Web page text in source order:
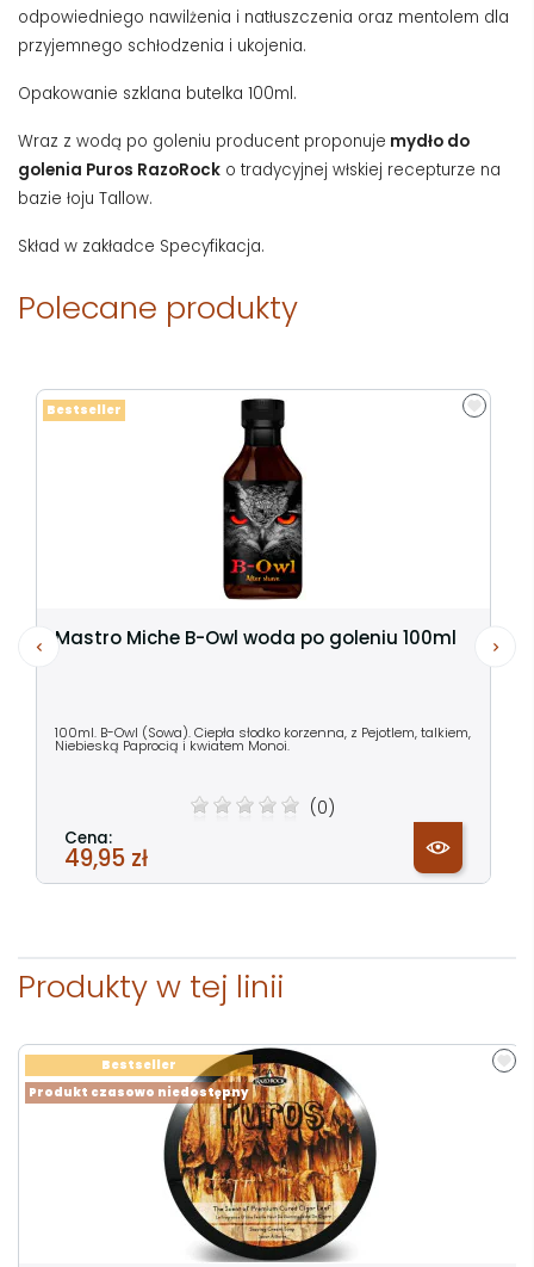
odpowiedniego nawilżenia i natłuszczenia oraz mentolem dla
przyjemnego schłodzenia i ukojenia.
Opakowanie szklana butelka 100ml.
Wraz z wodą po goleniu producent proponuje mydło do
golenia Puros RazoRock o tradycyjnej włskiej recepturze na
bazie łoju Tallow.
Skład w zakładce Specyfikacja.
Polecane produkty
Mastro Miche B-Owl woda po goleniu 100ml
100ml. B-Owl (Sowa). Ciepła słodko korzenna, z Pejotlem, talkiem,
Niebieską Paprocią i kwiatem Monoi.
(0)
Cena:
49,95 zł
Bestseller
Produkty w tej linii
Produkt czasowo niedostępny
Bestseller